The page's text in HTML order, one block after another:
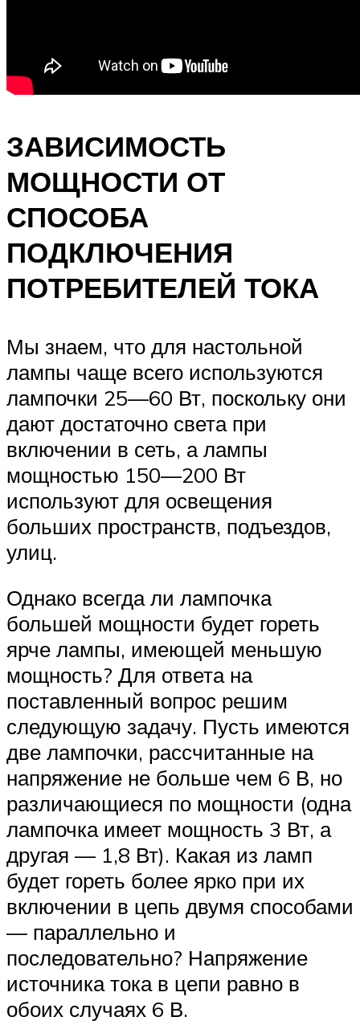
ЗАВИСИМОСТЬ
МОЩНОСТИ ОТ
СПОСОБА
ПОДКЛЮЧЕНИЯ
ПОТРЕБИТЕЛЕЙ ТОКА
Мы знаем, что для настольной
лампы чаще всего используются
лампочки 25—60 Вт, поскольку они
дают достаточно света при
включении в сеть, а лампы
мощностью 150—200 Вт
используют для освещения
больших пространств, подъездов,
улиц.
Однако всегда ли лампочка
большей мощности будет гореть
ярче лампы, имеющей меньшую
мощность? Для ответа на
поставленный вопрос решим
следующую задачу. Пусть имеются
две лампочки, рассчитанные на
напряжение не больше чем 6 В, но
различающиеся по мощности (одна
лампочка имеет мощность 3 Вт, а
другая — 1,8 Вт). Какая из ламп
будет гореть более ярко при их
включении в цепь двумя способами
— параллельно и
последовательно? Напряжение
источника тока в цепи равно в
обоих случаях 6 В.